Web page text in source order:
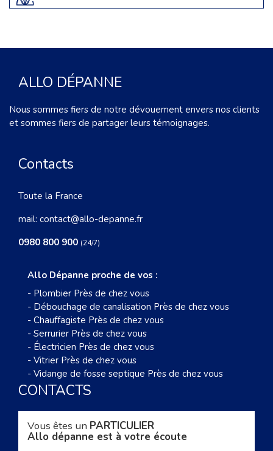
ALLO DÉPANNE
Nous sommes fiers de notre dévouement envers nos clients
et sommes fiers de partager leurs témoignages.
Contacts
Toute la France
mail: contact@allo-depanne.fr
0980 800 900 (24/7)
Allo Dépanne proche de vos :
- Plombier Près de chez vous
- Débouchage de canalisation Près de chez vous
- Chauffagiste Près de chez vous
- Serrurier Près de chez vous
- Électricien Près de chez vous
- Vitrier Près de chez vous
- Vidange de fosse septique Près de chez vous
CONTACTS
Vous êtes un PARTICULIER
Allo dépanne est à votre écoute